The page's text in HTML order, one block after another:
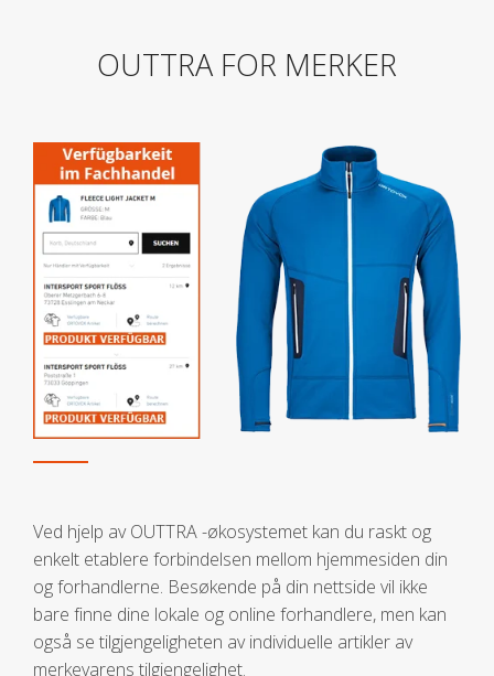
OUTTRA FOR MERKER
Ved hjelp av OUTTRA -økosystemet kan du raskt og
enkelt etablere forbindelsen mellom hjemmesiden din
og forhandlerne. Besøkende på din nettside vil ikke
bare finne dine lokale og online forhandlere, men kan
også se tilgjengeligheten av individuelle artikler av
merkevarens tilgjengelighet.